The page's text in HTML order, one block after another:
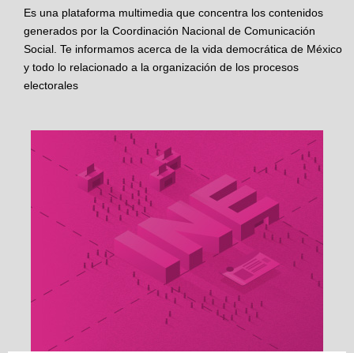
Es una plataforma multimedia que concentra los contenidos
generados por la Coordinación Nacional de Comunicación
Social. Te informamos acerca de la vida democrática de México
y todo lo relacionado a la organización de los procesos
electorales